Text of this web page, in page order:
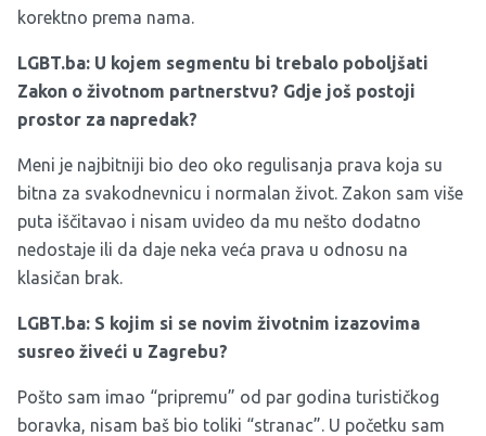
korektno prema nama.
LGBT.ba: U kojem segmentu bi trebalo poboljšati
Zakon o životnom partnerstvu? Gdje još postoji
prostor za napredak?
Meni je najbitniji bio deo oko regulisanja prava koja su
bitna za svakodnevnicu i normalan život. Zakon sam više
puta iščitavao i nisam uvideo da mu nešto dodatno
nedostaje ili da daje neka veća prava u odnosu na
klasičan brak.
LGBT.ba: S kojim si se novim životnim izazovima
susreo živeći u Zagrebu?
Pošto sam imao “pripremu” od par godina turističkog
boravka, nisam baš bio toliki “stranac”. U početku sam